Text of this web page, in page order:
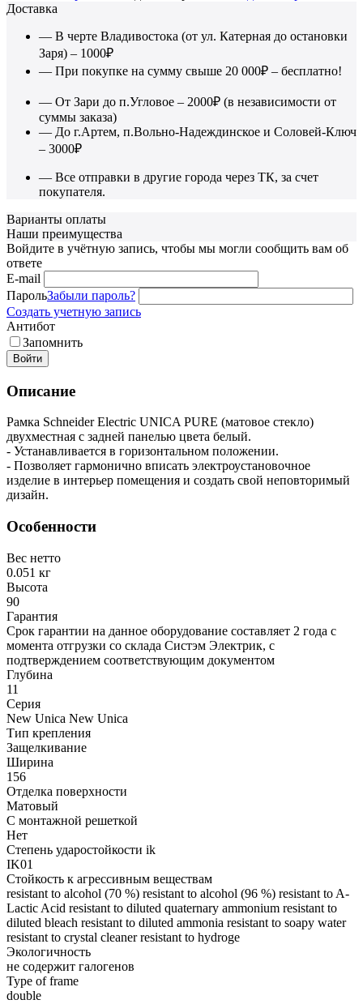
Доставка
— В черте Владивостока (от ул. Катерная до остановки
Заря) – 1000₽
— При покупке на сумму свыше 20 000₽ – бесплатно!
— От Зари до п.Угловое – 2000₽ (в независимости от
суммы заказа)
— До г.Артем, п.Вольно-Надеждинское и Соловей-Ключ
– 3000₽
— Все отправки в другие города через ТК, за счет
покупателя.
Варианты оплаты
Наши преимущества
Войдите в учётную запись, чтобы мы могли сообщить вам об
ответе
E-mail
ПарольЗабыли пароль?
Создать учетную запись
Антибот
Запомнить
Войти
Описание
Рамка Schneider Electric UNICA PURE (матовое стекло)
двухместная с задней панелью цвета белый.
- Устанавливается в горизонтальном положении.
- Позволяет гармонично вписать электроустановочное
изделие в интерьер помещения и создать свой неповторимый
дизайн.
Особенности
Вес нетто
0.051 кг
Высота
90
Гарантия
Срок гарантии на данное оборудование составляет 2 года с
момента отгрузки со склада Систэм Электрик, с
подтверждением соответствующим документом
Глубина
11
Серия
New Unica New Unica
Тип крепления
Защелкивание
Ширина
156
Отделка поверхности
Матовый
С монтажной решеткой
Нет
Степень ударостойкости ik
IK01
Стойкость к агрессивным веществам
resistant to alcohol (70 %) resistant to alcohol (96 %) resistant to A-
Lactic Acid resistant to diluted quaternary ammonium resistant to
diluted bleach resistant to diluted ammonia resistant to soapy water
resistant to crystal cleaner resistant to hydroge
Экологичность
не содержит галогенов
Type of frame
double